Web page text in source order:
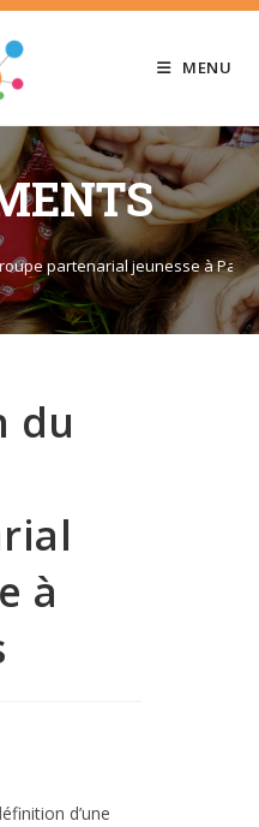
MENU
partenarial jeunesse à
du
à
d’une